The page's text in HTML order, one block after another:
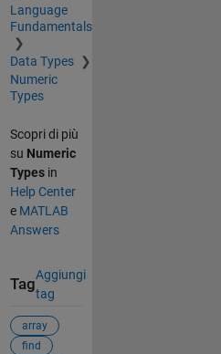
Language
Fundamentals
Data Types
Numeric
Types
Scopri di più
su Numeric
Typesin
Help Center
e MATLAB
Answers
Tag
Aggiungi
tag
array
find